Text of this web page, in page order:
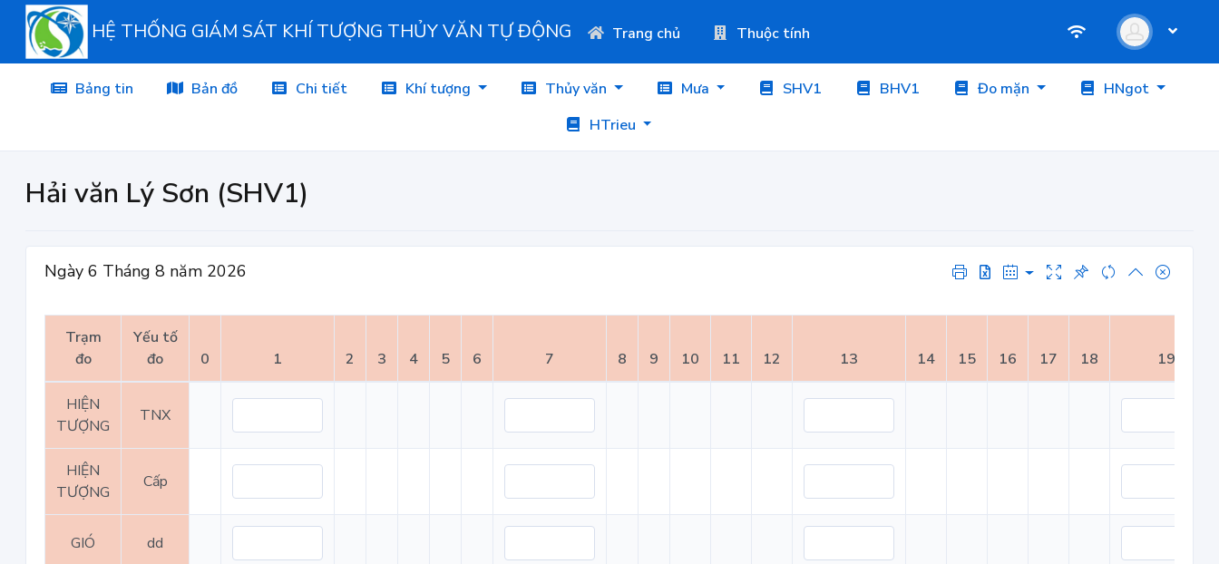
HỆ THỐNG GIÁM SÁT KHÍ TƯỢNG THỦY VĂN TỰ ĐỘNG Trang chủ Thuộc tính
Bảng tin Bản đồ Chi tiết Khí tượng Thủy văn Mưa SHV1 BHV1 Đo mặn
HNgot
HTrieu
Hải văn Lý Sơn (SHV1)
Ngày 6 Tháng 8 năm 2026
Trạm
đo
Yếu tố
đo
0 1 2 3 4 5 6 7 8 9 10 11 12 13 14 15 16 17 18 19
HIỆN
TƯỢNG
TNX
HIỆN
TƯỢNG
Cấp
GIÓ dd